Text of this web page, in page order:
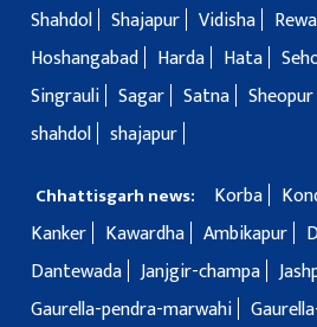
Shahdol Shajapur Vidisha Rewa
Hoshangabad
Harda Hata
Singrauli Sagar Satna Sheopur
shahdol shajapur
Chhattisgarh news: Korba
Kanker
Kawardha Ambikapur
Dantewada Janjgir-champa
Gaurella-pendra-marwahi